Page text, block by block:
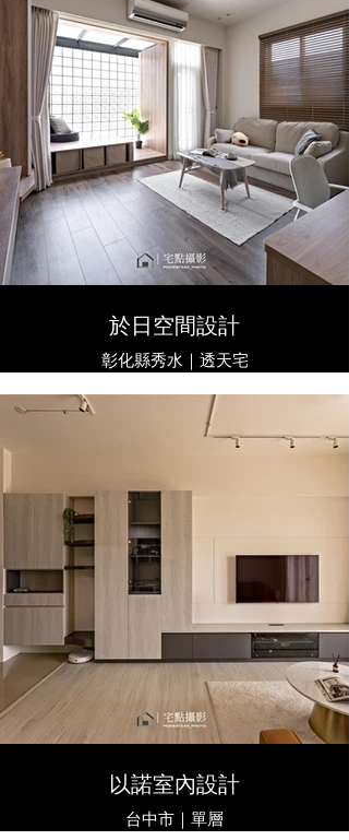
於日空間設計
彰化縣秀水｜透天宅
以諾室內設計
台中市｜單層